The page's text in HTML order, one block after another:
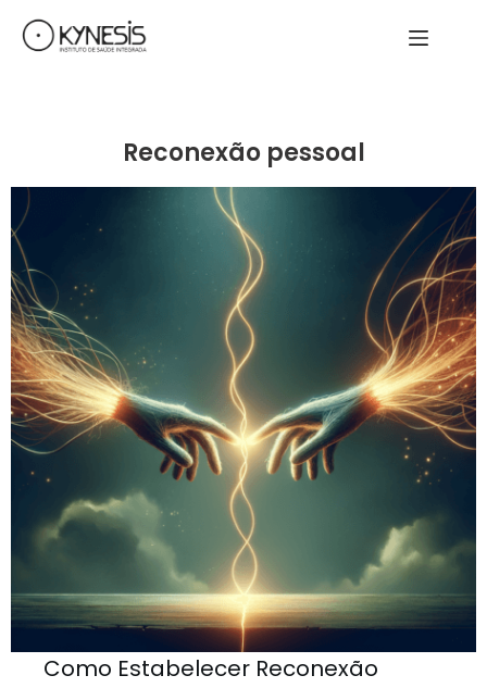
Reconexão pessoal
Como Estabelecer Reconexão